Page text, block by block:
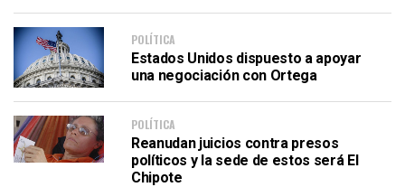
POLÍTICA
Estados Unidos dispuesto a apoyar
una negociación con Ortega
POLÍTICA
Reanudan juicios contra presos
políticos y la sede de estos será El
Chipote